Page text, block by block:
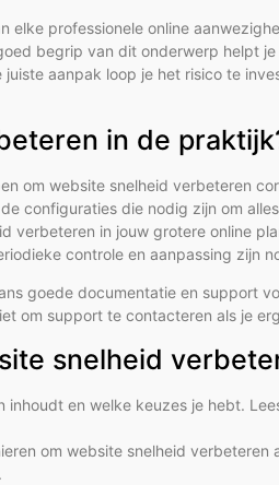
elke professionele online
begrip van dit onderwerp helpt
aanpak loop je het risico te
in de
om website snelheid verbeteren
configuraties die nodig zijn om
verbeteren in jouw grotere online
controle en aanpassing zijn
goede documentatie en support
om support te contacteren als je
snelheid
en welke keuzes je hebt.
om website snelheid verbeteren